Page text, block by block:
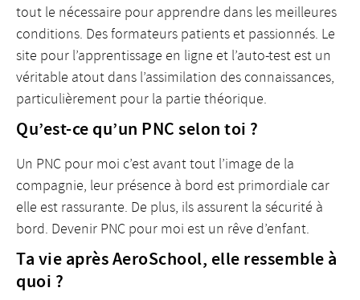
tout le nécessaire pour apprendre dans les meilleures
conditions. Des formateurs patients et passionnés. Le
site pour l’apprentissage en ligne et l’auto-test est un
véritable atout dans l’assimilation des connaissances,
particulièrement pour la partie théorique.
Qu’est-ce qu’un PNC selon toi ?
Un PNC pour moi c’est avant tout l’image de la
compagnie, leur présence à bord est primordiale car
elle est rassurante. De plus, ils assurent la sécurité à
bord. Devenir PNC pour moi est un rêve d’enfant.
Ta vie après AeroSchool, elle ressemble à
quoi ?